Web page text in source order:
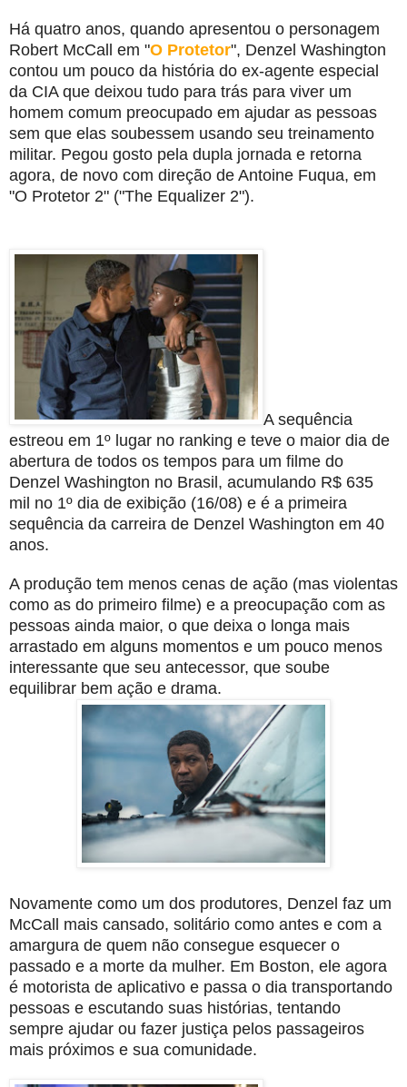
Há quatro anos, quando apresentou o personagem
Robert McCall em "O Protetor", Denzel Washington
contou um pouco da história do ex-agente especial
da CIA que deixou tudo para trás para viver um
homem comum preocupado em ajudar as pessoas
sem que elas soubessem usando seu treinamento
militar. Pegou gosto pela dupla jornada e retorna
agora, de novo com direção de Antoine Fuqua, em
"O Protetor 2" ("The Equalizer 2").
A sequência
estreou em 1º lugar no ranking e teve o maior dia de
abertura de todos os tempos para um filme do
Denzel Washington no Brasil, acumulando R$ 635
mil no 1º dia de exibição (16/08) e é a primeira
sequência da carreira de Denzel Washington em 40
anos.
A produção tem menos cenas de ação (mas violentas
como as do primeiro filme) e a preocupação com as
pessoas ainda maior, o que deixa o longa mais
arrastado em alguns momentos e um pouco menos
interessante que seu antecessor, que soube
equilibrar bem ação e drama.
Novamente como um dos produtores, Denzel faz um
McCall mais cansado, solitário como antes e com a
amargura de quem não consegue esquecer o
passado e a morte da mulher. Em Boston, ele agora
é motorista de aplicativo e passa o dia transportando
pessoas e escutando suas histórias, tentando
sempre ajudar ou fazer justiça pelos passageiros
mais próximos e sua comunidade.